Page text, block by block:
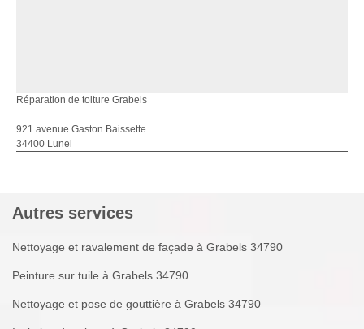
Réparation de toiture Grabels
921 avenue Gaston Baissette
34400 Lunel
Autres services
Nettoyage et ravalement de façade à Grabels 34790
Peinture sur tuile à Grabels 34790
Nettoyage et pose de gouttière à Grabels 34790